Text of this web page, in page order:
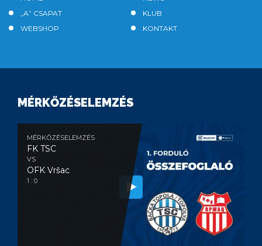
„A” CSAPAT
KLUB
WEBSHOP
KONTAKT
MÉRKŐZÉSELEMZÉS
MÉRKŐZÉSELEMZÉS
FK TSC
VS
OFK Vršac
1 : 0